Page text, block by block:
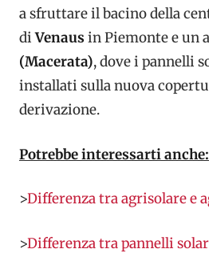
a sfruttare il bacino della
diVenaus in Piemonte e un
(Macerata), dove i pannelli
installati sulla nuova
derivazione.
Potrebbe interessarti anche:
>Differenza tra agrisolare e
>Differenza tra pannelli